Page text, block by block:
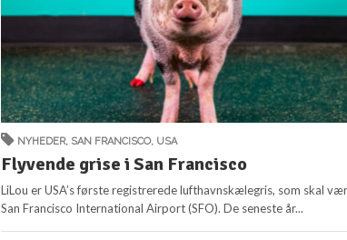
NYHEDER, SAN FRANCISCO, USA
Flyvende grise i San Francisco
LiLou er USA’s første registrerede lufthavnskælegris, som skal
San Francisco International Airport (SFO). De seneste år...